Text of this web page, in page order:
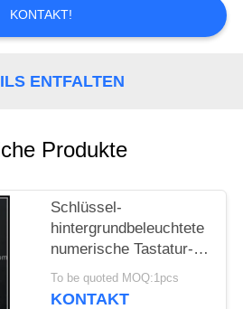
KONTAKT!
ENTFALTEN
Produkte
Schlüssel-
hintergrundbeleuchtete
numerische Tastatur-
Zugriffskontroll-Digital-
Metalltastatur ODM 24
To be quoted MOQ:1pcs
KONTAKT